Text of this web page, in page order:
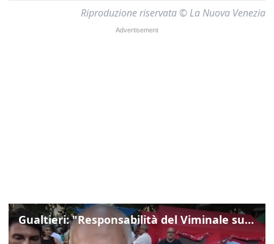
Riproduzione riservata © La Nuova Venezia
Gualtieri: "Responsabilità del Viminale su Spin Time? La posizione dei partiti è nota"